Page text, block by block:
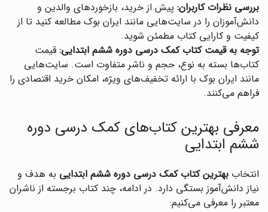
بررسی نظرات کاربران: پیش از خرید، بازخوردهای والدین و
دانش‌آموزان را در سایت‌هایی مانند ایران بوک مطالعه کنید تا از
کیفیت و کارایی کتاب مطمئن شوید.
توجه به قیمت کتاب کمک درسی دوره ششم ابتدایی: قیمت
کتاب‌ها بسته به نوع، حجم و ناشر متفاوت است. سایت‌هایی
مانند ایران بوک با ارائه تخفیف‌های ویژه، امکان خرید اقتصادی را
فراهم می‌کنند.
معرفی بهترین کتاب‌های کمک درسی دوره
ششم ابتدایی
انتخاب بهترین کتاب کمک درسی دوره ششم ابتدایی به هدف و
نیاز دانش‌آموز بستگی دارد. در ادامه، چند کتاب برجسته از ناشران
معتبر را معرفی می‌کنیم: